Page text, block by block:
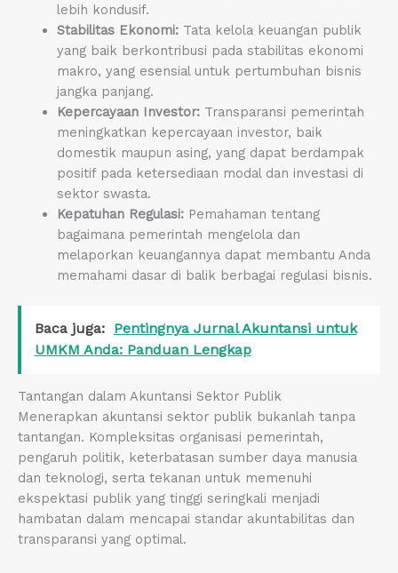
lebih kondusif.
Stabilitas Ekonomi:Tata kelola keuangan publik
yang baik berkontribusi pada stabilitas ekonomi
makro, yang esensial untuk pertumbuhan bisnis
jangka panjang.
Kepercayaan Investor:Transparansi pemerintah
meningkatkan kepercayaan investor, baik
domestik maupun asing, yang dapat berdampak
positif pada ketersediaan modal dan investasi di
sektor swasta.
Kepatuhan Regulasi:Pemahaman tentang
bagaimana pemerintah mengelola dan
melaporkan keuangannya dapat membantu Anda
memahami dasar di balik berbagai regulasi bisnis.
Baca juga:
Pentingnya Jurnal Akuntansi untuk
UMKM Anda: Panduan Lengkap
Tantangan dalam Akuntansi Sektor Publik
Menerapkan akuntansi sektor publik bukanlah tanpa
tantangan. Kompleksitas organisasi pemerintah,
pengaruh politik, keterbatasan sumber daya manusia
dan teknologi, serta tekanan untuk memenuhi
ekspektasi publik yang tinggi seringkali menjadi
hambatan dalam mencapai standar akuntabilitas dan
transparansi yang optimal.